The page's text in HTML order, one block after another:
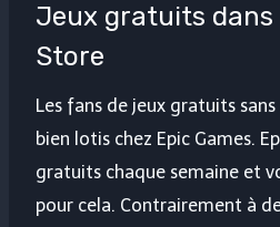
Jeux gratuits dans
Store
Les fans de jeux gratuits
bien lotis chez Epic Games.
gratuits chaque semaine et
pour cela. Contrairement à